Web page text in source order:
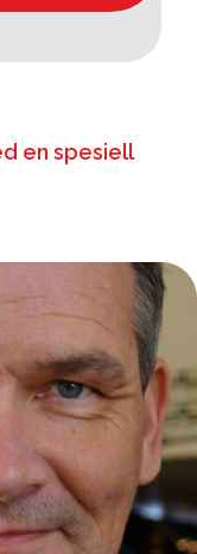
en spesiell